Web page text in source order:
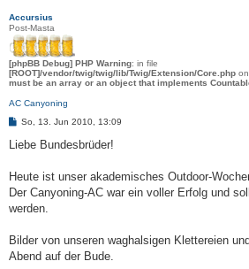
Accursius
Post-Masta
[phpBB Debug] PHP Warning: in file
[ROOT]/vendor/twig/twig/lib/Twig/Extension/Core.php
must be an array or an object that implements
AC Canyoning
B
i
a
So, 13. Jun 2010, 13:09
Liebe Bundesbrüder!
Heute ist unser akademisches Outdoor-
Der Canyoning-AC war ein voller Erfolg und
werden.
Bilder von unseren waghalsigen Klettereien
Abend auf der Bude.